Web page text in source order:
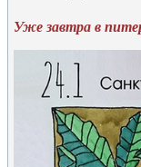
Уже завтра в